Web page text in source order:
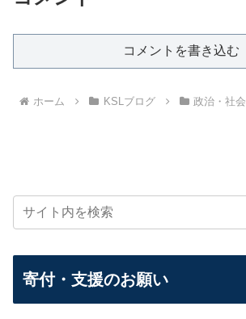
コメントを書き込む
ホーム KSLブログ 政治・社会
寄付・支援のお願い